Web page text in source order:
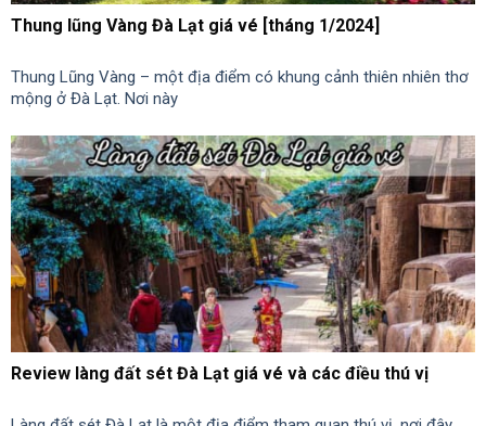
Thung lũng Vàng Đà Lạt giá vé [tháng 1/2024]
Thung Lũng Vàng – một địa điểm có khung cảnh thiên nhiên thơ
mộng ở Đà Lạt. Nơi này
Review làng đất sét Đà Lạt giá vé và các điều thú vị